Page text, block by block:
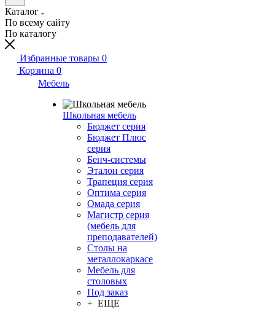
Каталог
По всему сайту
По каталогу
Избранные товары 0
Корзина 0
Мебель
Школьная мебель
Бюджет серия
Бюджет Плюс
серия
Бенч-системы
Эталон серия
Трапеция серия
Оптима серия
Омада серия
Магистр серия
(мебель для
преподавателей)
Столы на
металлокаркасе
Мебель для
столовых
Под заказ
+ ЕЩЕ